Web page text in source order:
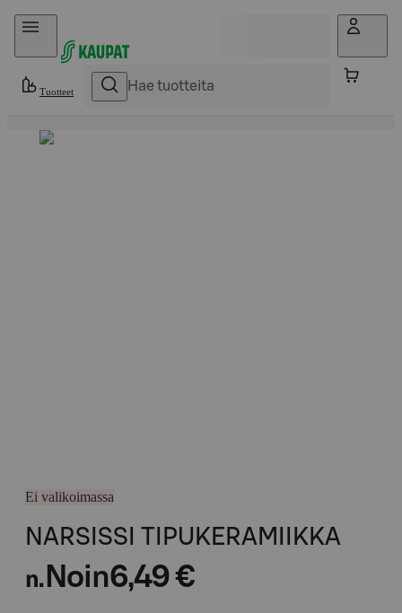
Hyppää sisältöön
Tuotteet
Ei valikoimassa
NARSISSI TIPUKERAMIIKKA
n. Noin6,49 €